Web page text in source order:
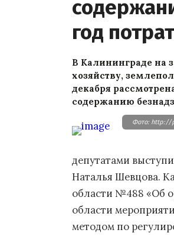
год
В Калининграде на
хозяйству,
декабря
содержанию
Фото: http://
депутатами
Наталья Шевцова.
области №488 «Об
области
методом по